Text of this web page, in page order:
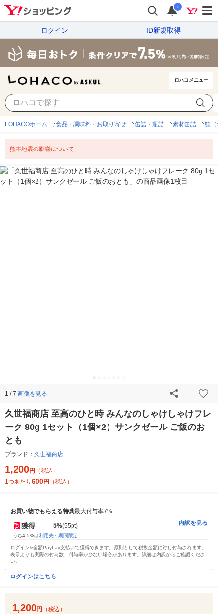
i
ログイン ID新規取得
ロハコメニュー
LOHACOホーム 食品・調味料・お取り寄せ 缶詰・瓶詰 素材缶詰 鮭（
熊本地震の影響について
1 / 7 画像を見る
久世福商店 至高のひと時 みんなのしゃけしゃけフレ
ーク 80g 1セット（1個×2）サンクゼール ご飯のお
とも
ブランド： 久世福商店
1,200円
（税込）
1つあたり 600円 （税込）
お買い物でもらえる特典最大付与率7%
獲得 5%(55pt)
うち4.5%は利用先・期間限定
内訳を見る
ログイン&全額PayPay支払いで獲得できます。原則として税抜金額に対し付与されます。
表示よりも実際の付与数、付与率が少ない場合があります。詳細は内訳からご確認くださ
い。
ログインはこちら
1,200円
（税込）